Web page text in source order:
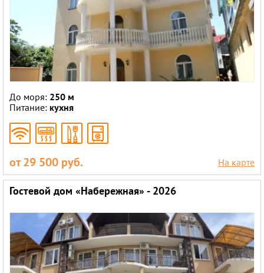
До моря: 250 м
Питание: кухня
от 29 500 руб. На карте
Гостевой дом «Набережная» - 2026